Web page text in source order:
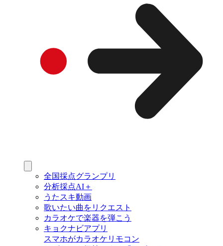
全国採点グランプリ
分析採点AI＋
うたスキ動画
歌いたい曲をリクエスト
カラオケで楽器を弾こう
キョクナビアプリ
スマホがカラオケリモコン